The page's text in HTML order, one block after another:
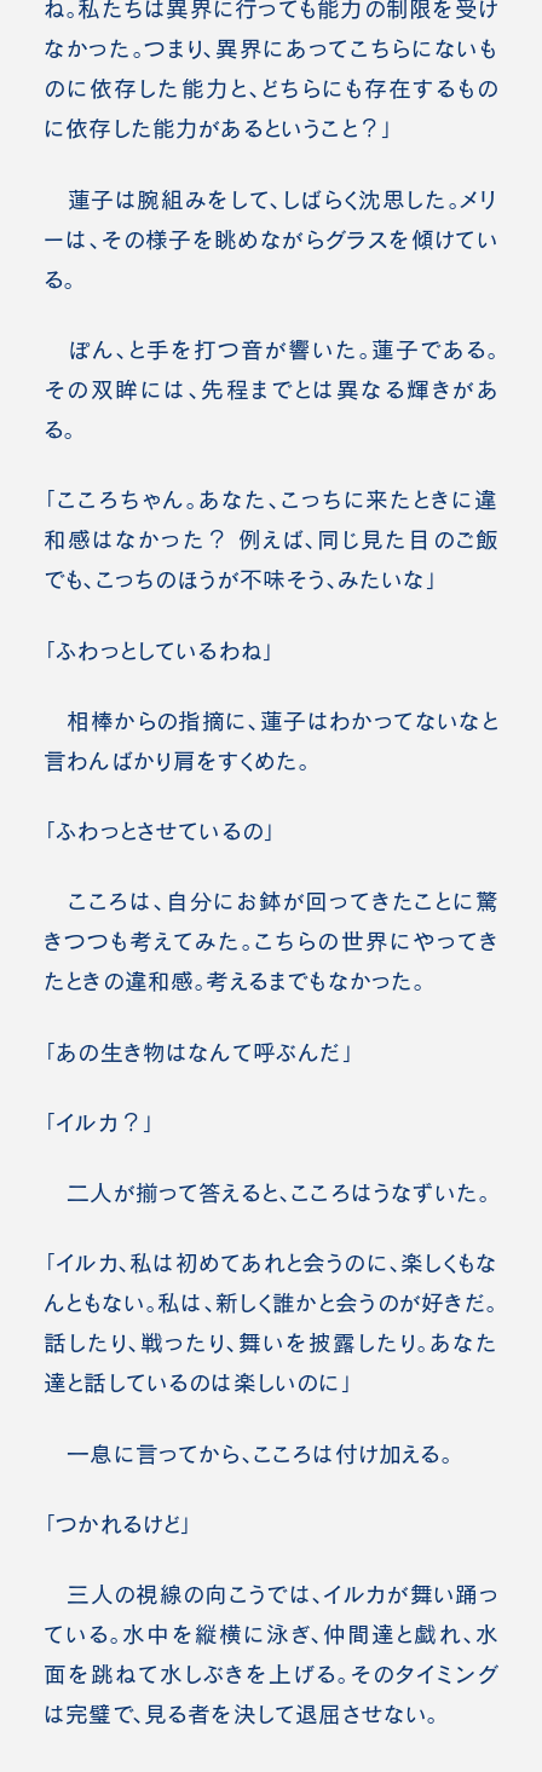
ね。私たちは異界に行っても能力の制限を受け
なかった。つまり、異界にあってこちらにないも
のに依存した能力と、どちらにも存在するもの
に依存した能力があるということ？」
蓮子は腕組みをして、しばらく沈思した。メリ
ーは、その様子を眺めながらグラスを傾けてい
る。
ぽん、と手を打つ音が響いた。蓮子である。
その双眸には、先程までとは異なる輝きがあ
る。
「こころちゃん。あなた、こっちに来たときに違
和感はなかった？ 例えば、同じ見た目のご飯
でも、こっちのほうが不味そう、みたいな」
「ふわっとしているわね」
相棒からの指摘に、蓮子はわかってないなと
言わんばかり肩をすくめた。
「ふわっとさせているの」
こころは、自分にお鉢が回ってきたことに驚
きつつも考えてみた。こちらの世界にやってき
たときの違和感。考えるまでもなかった。
「あの生き物はなんて呼ぶんだ」
「イルカ？」
二人が揃って答えると、こころはうなずいた。
「イルカ、私は初めてあれと会うのに、楽しくもな
んともない。私は、新しく誰かと会うのが好きだ。
話したり、戦ったり、舞いを披露したり。あなた
達と話しているのは楽しいのに」
一息に言ってから、こころは付け加える。
「つかれるけど」
三人の視線の向こうでは、イルカが舞い踊っ
ている。水中を縦横に泳ぎ、仲間達と戯れ、水
面を跳ねて水しぶきを上げる。そのタイミング
は完璧で、見る者を決して退屈させない。